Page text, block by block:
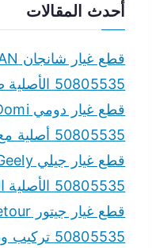
أحدث المقالات
50805535 الأصلية صيانة فورية
50805535 أصلية مع التركيب
50805535 الأصلية المكفولة
50805535 تركيب وصيانة